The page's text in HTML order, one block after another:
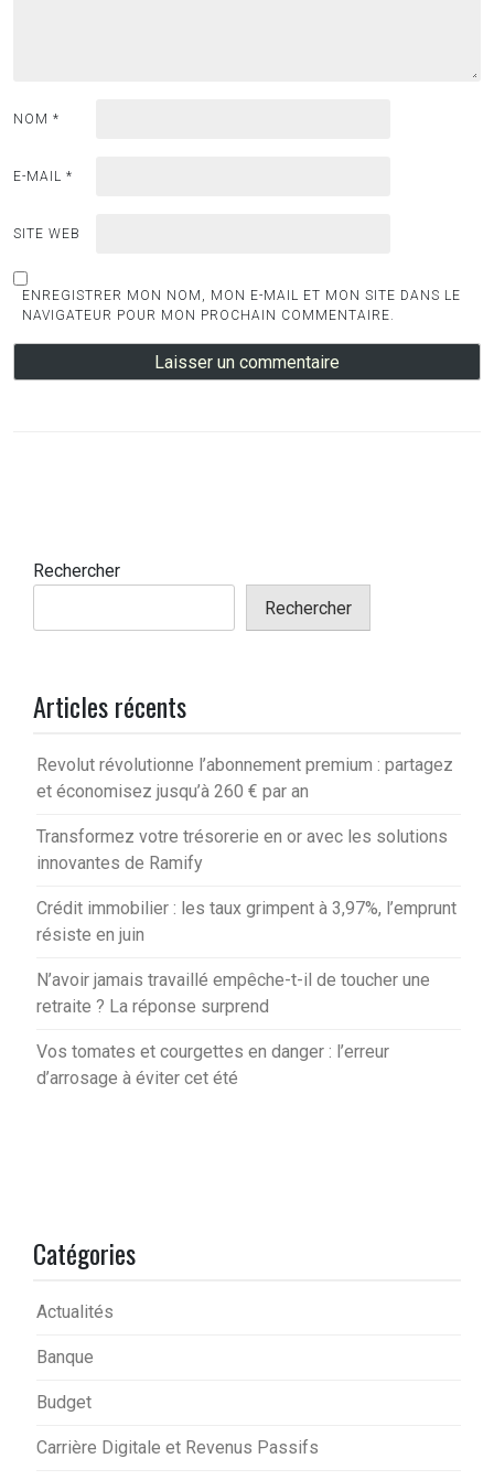
NOM *
E-MAIL *
SITE WEB
ENREGISTRER MON NOM, MON E-MAIL ET MON SITE DANS LE
NAVIGATEUR POUR MON PROCHAIN COMMENTAIRE.
Rechercher
Rechercher
Articles récents
Revolut révolutionne l’abonnement premium : partagez
et économisez jusqu’à 260 € par an
Transformez votre trésorerie en or avec les solutions
innovantes de Ramify
Crédit immobilier : les taux grimpent à 3,97%, l’emprunt
résiste en juin
N’avoir jamais travaillé empêche-t-il de toucher une
retraite ? La réponse surprend
Vos tomates et courgettes en danger : l’erreur
d’arrosage à éviter cet été
Catégories
Actualités
Banque
Budget
Carrière Digitale et Revenus Passifs